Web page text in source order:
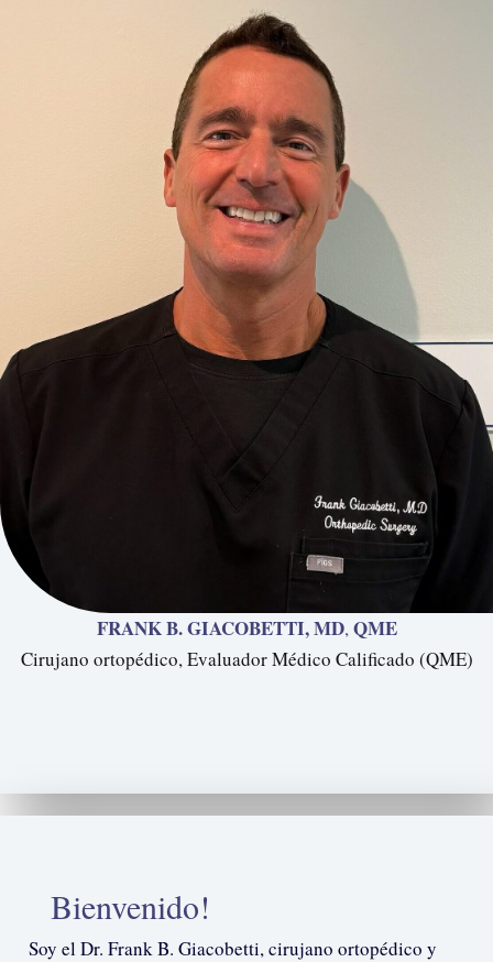
FRANK B. GIACOBETTI, MD, QME
Cirujano ortopédico, Evaluador Médico Calificado (QME)
Bienvenido!
Soy el Dr. Frank B. Giacobetti, cirujano ortopédico y